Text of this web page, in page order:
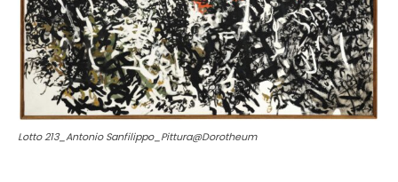
Lotto 213_Antonio Sanfilippo_Pittura@Dorotheum